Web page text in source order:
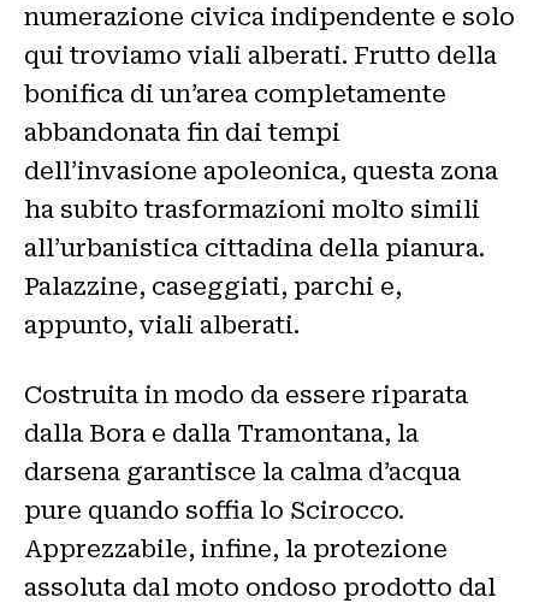
numerazione civica indipendente e solo
qui troviamo viali alberati. Frutto della
bonifica di un’area completamente
abbandonata fin dai tempi
dell’invasione apoleonica, questa zona
ha subito trasformazioni molto simili
all’urbanistica cittadina della pianura.
Palazzine, caseggiati, parchi e,
appunto, viali alberati.
Costruita in modo da essere riparata
dalla Bora e dalla Tramontana, la
darsena garantisce la calma d’acqua
pure quando soffia lo Scirocco.
Apprezzabile, infine, la protezione
assoluta dal moto ondoso prodotto dal